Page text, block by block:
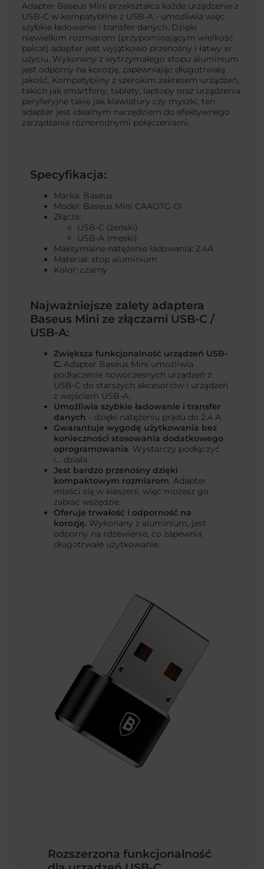
Adapter Baseus Mini przekształca każde urządzenie z
USB-C w kompatybilne z USB-A - umożliwia więc
szybkie ładowanie i transfer danych. Dzięki
niewielkim rozmiarom (przypominającym wielkość
palca!) adapter jest wyjątkowo przenośny i łatwy w
użyciu. Wykonany z wytrzymałego stopu aluminium
jest odporny na korozję, zapewniając długotrwałą
jakość. Kompatybilny z szerokim zakresem urządzeń,
takich jak smartfony, tablety, laptopy oraz urządzenia
peryferyjne takie jak klawiatury czy myszki, ten
adapter jest idealnym narzędziem do efektywnego
zarządzania różnorodnymi połączeniami.
Specyfikacja:
Marka: Baseus
Model: Baseus Mini CAAOTG-01
Złącza:
USB-C (żeński)
USB-A (męski)
Maksymalne natężenie ładowania: 2.4A
Materiał: stop aluminium
Kolor: czarny
Najważniejsze zalety adaptera
Baseus Mini ze złączami USB-C /
USB-A:
Zwiększa funkcjonalność urządzeń USB-
C. Adapter Baseus Mini umożliwia
podłączenie nowoczesnych urządzeń z
USB-C do starszych akcesoriów i urządzeń
z wejściem USB-A.
Umożliwia szybkie ładowanie i transfer
danych - dzięki natężeniu prądu do 2.4 A.
Gwarantuje wygodę użytkowania bez
konieczności stosowania dodatkowego
oprogramowania. Wystarczy podłączyć
i... działa.
Jest bardzo przenośny dzięki
kompaktowym rozmiarom. Adapter
mieści się w kieszeni, więc możesz go
zabrać wszędzie.
Oferuje trwałość i odporność na
korozję. Wykonany z aluminium, jest
odporny na rdzewienie, co zapewnia
długotrwałe użytkowanie.
Rozszerzona funkcjonalność